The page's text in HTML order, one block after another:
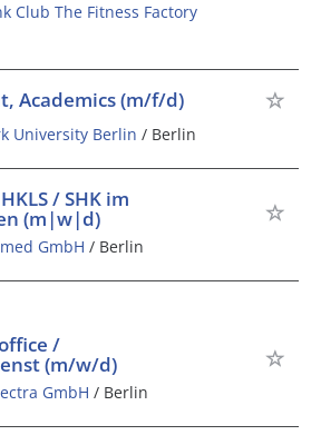
Club The Fitness Factory
Academics (m/f/d)
University Berlin / Berlin
/ SHK im
(m|w|d)
GmbH / Berlin
/
(m/w/d)
GmbH / Berlin